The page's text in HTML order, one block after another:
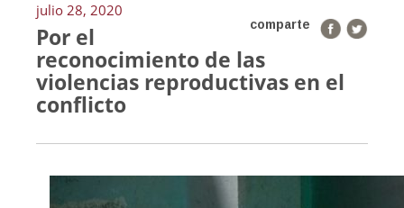
julio 28, 2020
comparte
Por el
reconocimiento de las
violencias reproductivas en el
conflicto